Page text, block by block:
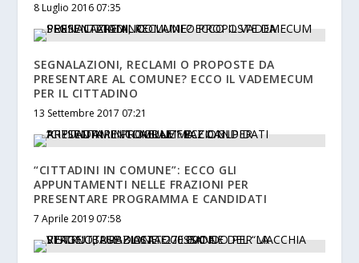
8 Luglio 2016 07:35
SEGNALAZIONI, RECLAMI O PROPOSTE DA
PRESENTARE AL COMUNE? ECCO IL VADEMECUM
PER IL CITTADINO
13 Settembre 2017 07:21
“CITTADINI IN COMUNE”: ECCO GLI
APPUNTAMENTI NELLE FRAZIONI PER
PRESENTARE PROGRAMMA E CANDIDATI
7 Aprile 2019 07:58